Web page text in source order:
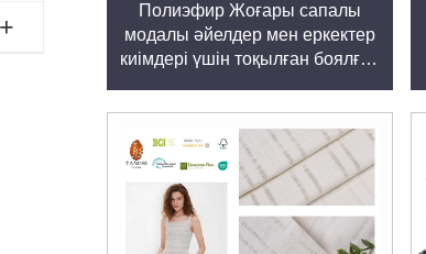
Полиэфир Жоғары сапалы
модалы әйелдер мен еркектер
киімдері үшін тоқылған боялған